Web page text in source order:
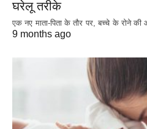
घरेलू तरीके
एक नए माता-पिता के तौर पर, बच्चे के रोने
9 months ago